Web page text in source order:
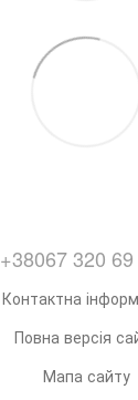
+38067 320
Контактна
Повна версія
Мапа сайту